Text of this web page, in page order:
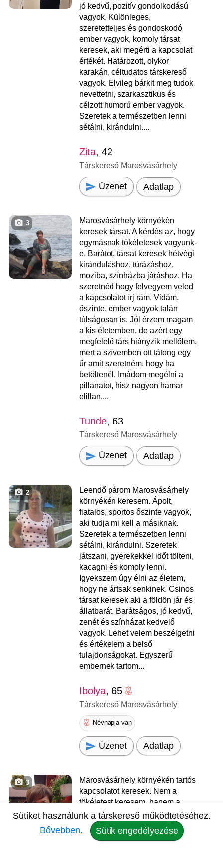
jó kedvű, pozitív gondolkodású
vagyok. Különleges,
szeretetteljes és gondoskodó
ember vagyok, komoly társat
keresek, aki megérti a kapcsolat
értékét. Határozott, olykor
karakán, céltudatos társkereső
vagyok. Elvileg bárkit meg tudok
nevettetni, szarkasztikus és
célzott humorú ember vagyok.
Szeretek a természetben lenni
sétálni, kirándulni....
Zita, 42
Társkereső Marosvásárhely
Üzenet Adatlap
3
Marosvásárhely környékén
keresek társat. A kérdés az, hogy
egymásnak tökéletesek vagyunk-
e. Barátot, társat keresek hétvégi
kiránduláshoz, túrázáshoz,
moziba, színházba járáshoz. Ha
szeretnéd hogy felvegyem veled
a kapcsolatot írj rám. Vidám,
őszinte, ember vagyok talán
túlságosan is. Jól érzem magam
a kis életemben, de azért egy
megfelelő társ hiányzik mellőlem,
mert a szívemben ott tátong egy
űr amit szeretném, hogy ha
betöltenél. Imádom megélni a
pillanatot, hisz nagyon hamar
elillan....
Tunde, 63
Társkereső Marosvásárhely
Üzenet Adatlap
2
Leendő párom Marosvásárhely
környékén keresem. Ápolt,
fiatalos, sportos őszinte vagyok,
aki tudja mi kell a másiknak.
Szeretek a természetben lenni
sétálni, kirándulni. Szeretek
játszani, gyerekekkel időt tölteni,
kacagni és komoly lenni.
Igyekszem úgy élni az életem,
hogy ne ártsak senkinek. Csinos
társat keresek aki a földön jár és
állatbarát. Barátságos, jó kedvű,
zenét és színházat kedvelő
vagyok. Lehet velem beszélgetni
és értékelem a belső
tulajdonságokat. Egyszerű
embernek tartom...
Ibolya, 65
Társkereső Marosvásárhely
Névnapja van
Üzenet Adatlap
3
Marosvásárhely környékén tartós
kapcsolatot keresek. Nem a
tökéletest keresem, hanem a
hozzám illőt. Káros
szenvedélyektől mentes, sportot
kedvelő ember vagyok, hasonló
Sütiket használunk a társkereső működtetéséhez.
Bővebben.
Sütik engedélyezése